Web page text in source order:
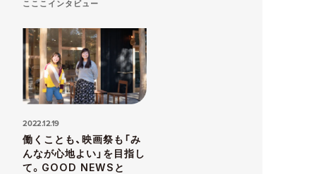
こここインタビュー
2022.12.19
働くことも、映画祭も「み
んなが心地よい」を目指し
て。GOOD NEWSと